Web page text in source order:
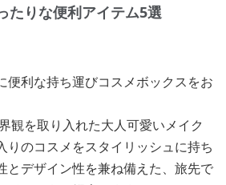
たりな便利アイテム5選
便利な持ち運びコスメボックスをお
観を取り入れた大人可愛いメイク
りのコスメをスタイリッシュに持ち
とデザイン性を兼ね備えた、旅先で